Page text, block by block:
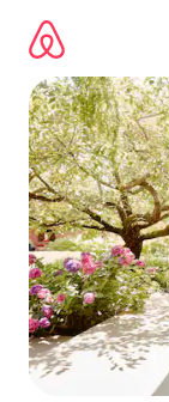
sadržaj